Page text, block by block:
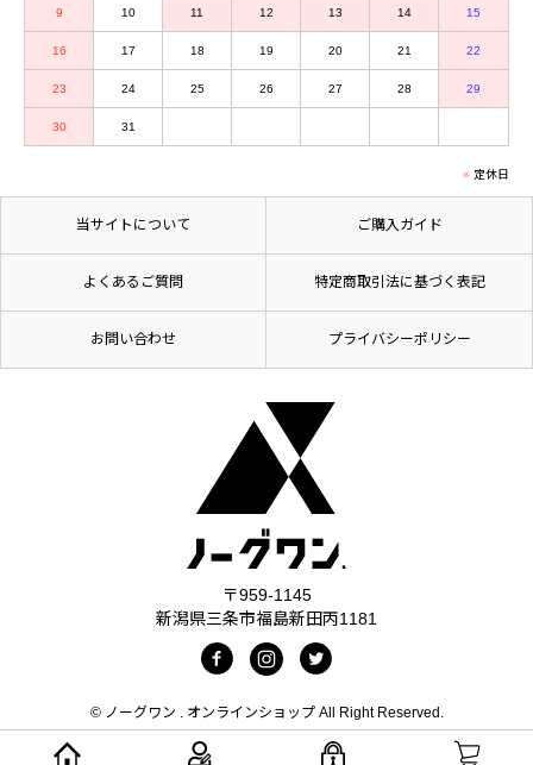
9 10 11 12 13 14 15
16 17 18 19 20 21 22
23 24 25 26 27 28 29
30 31
定休日
当サイトについて ご購入ガイド
よくあるご質問 特定商取引法に基づく表記
お問い合わせ プライバシーポリシー
〒959-1145
新潟県三条市福島新田丙1181
© ノーグワン . オンラインショップ All Right Reserved.